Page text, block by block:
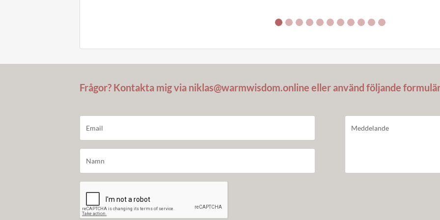
Frågor? Kontakta mig via niklas@warmwisdom.online eller använd följande